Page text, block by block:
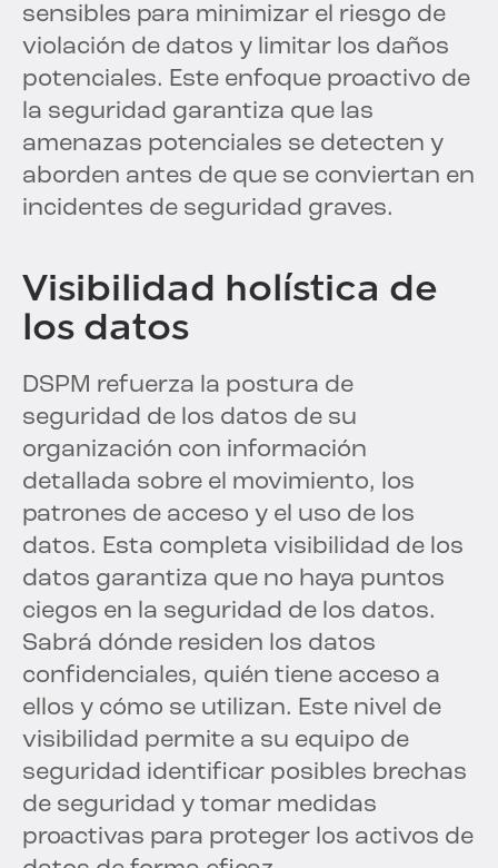
sensibles para minimizar el riesgo de
violación de datos y limitar los daños
potenciales. Este enfoque proactivo de
la seguridad garantiza que las
amenazas potenciales se detecten y
aborden antes de que se conviertan en
incidentes de seguridad graves.
Visibilidad holística de
los datos
DSPM refuerza la postura de
seguridad de los datos de su
organización con información
detallada sobre el movimiento, los
patrones de acceso y el uso de los
datos. Esta completa visibilidad de los
datos garantiza que no haya puntos
ciegos en la seguridad de los datos.
Sabrá dónde residen los datos
confidenciales, quién tiene acceso a
ellos y cómo se utilizan. Este nivel de
visibilidad permite a su equipo de
seguridad identificar posibles brechas
de seguridad y tomar medidas
proactivas para proteger los activos de